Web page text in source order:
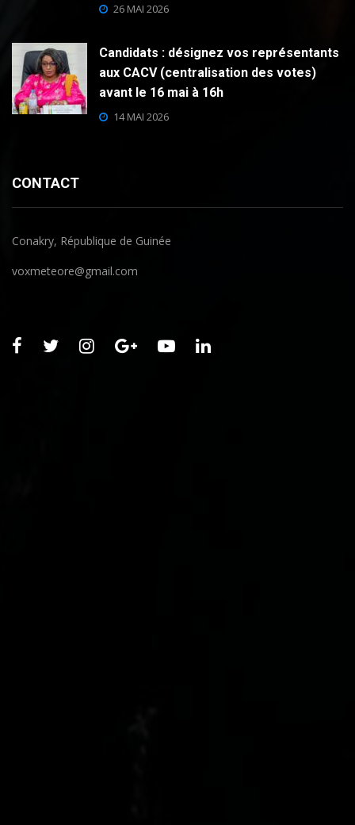
26 MAI 2026
Candidats : désignez vos représentants
aux CACV (centralisation des votes)
avant le 16 mai à 16h
14 MAI 2026
CONTACT
Conakry, République de Guinée
voxmeteore@gmail.com